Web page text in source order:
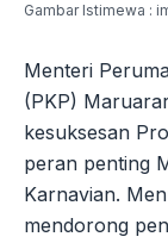
Gambar Istimewa :
Menteri
(PKP)
kesuksesan
peran penting
Karnavian.
mendorong